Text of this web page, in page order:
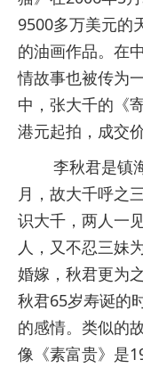
9500多万美元的
的油画作品。在
情故事也被传为
中，张大千的《
港元起拍，成交
李秋君是镇海
月，故大千呼之
识大千，两人一
人，又不忍三妹
婚嫁，秋君更为
秋君65岁寿诞的
的感情。类似的
像《素富贵》是